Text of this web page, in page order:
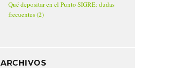
Qué depositar en el Punto SIGRE: dudas
frecuentes (2)
ARCHIVOS